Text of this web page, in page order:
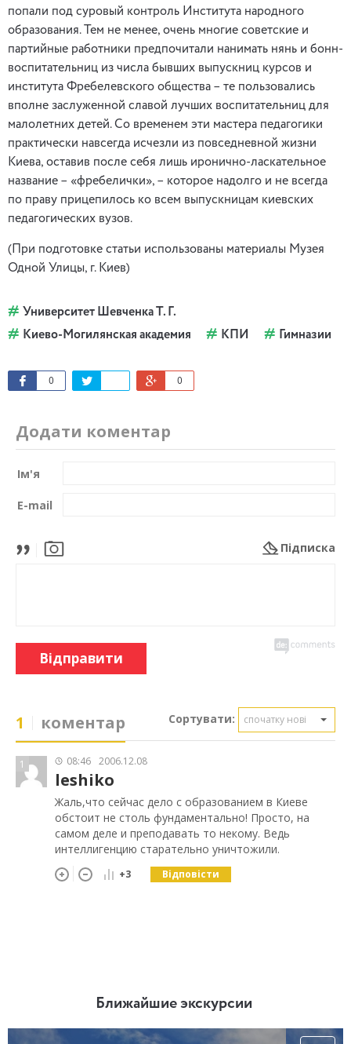
попали под суровый контроль Института народного
образования. Тем не менее, очень многие советские и
партийные работники предпочитали нанимать нянь и бонн-
воспитательниц из числа бывших выпускниц курсов и
института Фребелевского общества – те пользовались
вполне заслуженной славой лучших воспитательниц для
малолетних детей. Со временем эти мастера педагогики
практически навсегда исчезли из повседневной жизни
Киева, оставив после себя лишь иронично-ласкательное
название – «фребелички», – которое надолго и не всегда
по праву прицепилось ко всем выпускницам киевских
педагогических вузов.
(При подготовке статьи использованы материалы Музея
Одной Улицы, г. Киев)
Университет Шевченка Т. Г.
Киево-Могилянская академия
КПИ Гимназии
0 0
Додати коментар
Ім'я
E-mail
Підписка
Відправити
1 коментар Сортувати: спочатку нові
1 08:46 2006.12.08
leshiko
Жаль,что сейчас дело с образованием в Киеве
обстоит не столь фундаментально! Просто, на
самом деле и преподавать то некому. Ведь
интеллигенцию старательно уничтожили.
+3 Відповісти
Ближайшие экскурсии